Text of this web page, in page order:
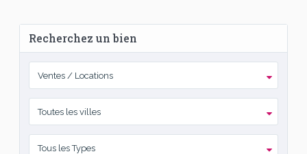
Recherchez un bien
Ventes / Locations
Toutes les villes
Tous les Types